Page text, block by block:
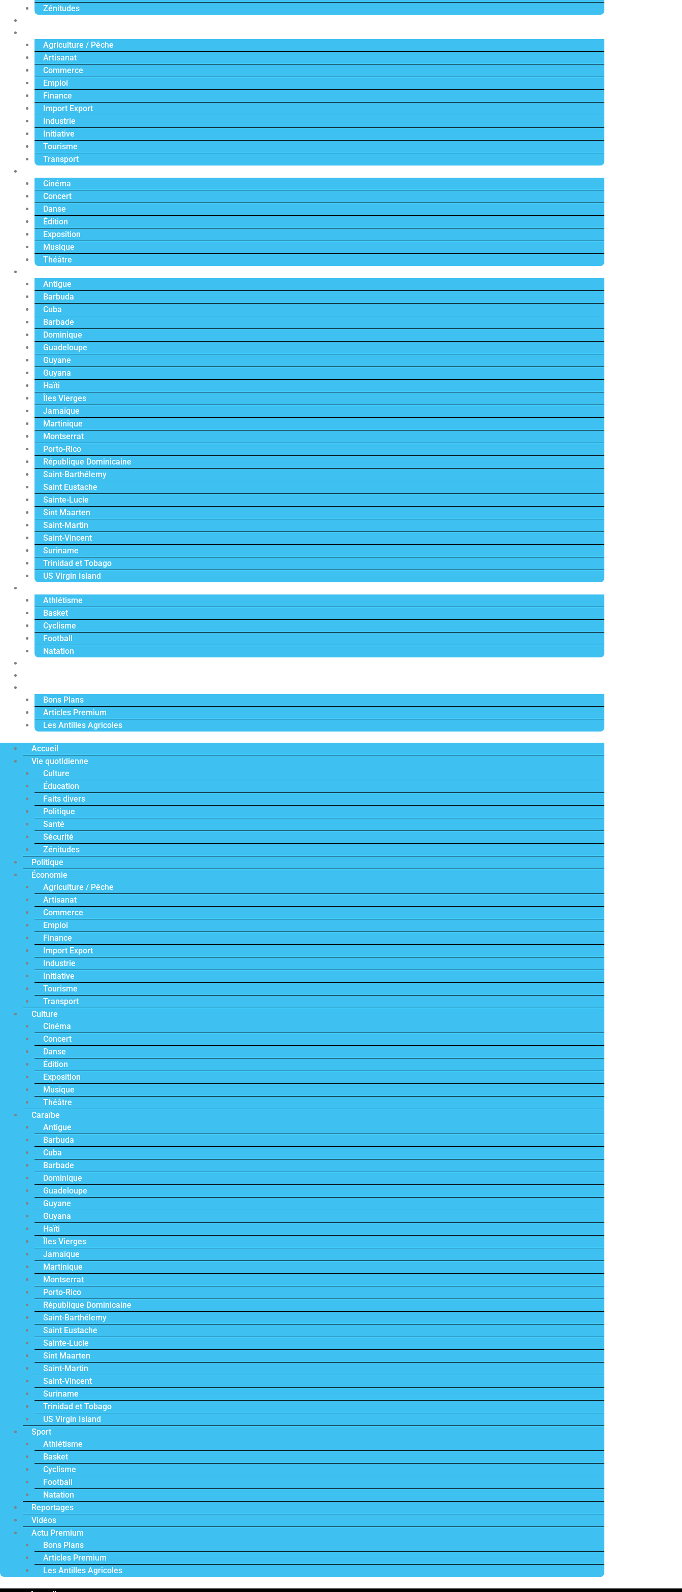
Zénitudes
Agriculture / Pêche
Artisanat
Commerce
Emploi
Finance
Import Export
Industrie
Initiative
Tourisme
Transport
Cinéma
Concert
Danse
Édition
Exposition
Musique
Théâtre
Antigue
Barbuda
Cuba
Barbade
Dominique
Guadeloupe
Guyane
Guyana
Haïti
Îles Vierges
Jamaïque
Martinique
Montserrat
Porto-Rico
République Dominicaine
Saint-Barthélemy
Saint Eustache
Sainte-Lucie
Sint Maarten
Saint-Martin
Saint-Vincent
Suriname
Trinidad et Tobago
US Virgin Island
Athlétisme
Basket
Cyclisme
Football
Natation
Bons Plans
Articles Premium
Les Antilles Agricoles
Accueil
Vie quotidienne
Culture
Éducation
Faits divers
Politique
Santé
Sécurité
Zénitudes
Politique
Économie
Agriculture / Pêche
Artisanat
Commerce
Emploi
Finance
Import Export
Industrie
Initiative
Tourisme
Transport
Culture
Cinéma
Concert
Danse
Édition
Exposition
Musique
Théâtre
Caraïbe
Antigue
Barbuda
Cuba
Barbade
Dominique
Guadeloupe
Guyane
Guyana
Haïti
Îles Vierges
Jamaïque
Martinique
Montserrat
Porto-Rico
République Dominicaine
Saint-Barthélemy
Saint Eustache
Sainte-Lucie
Sint Maarten
Saint-Martin
Saint-Vincent
Suriname
Trinidad et Tobago
US Virgin Island
Sport
Athlétisme
Basket
Cyclisme
Football
Natation
Reportages
Vidéos
Actu Premium
Bons Plans
Articles Premium
Les Antilles Agricoles